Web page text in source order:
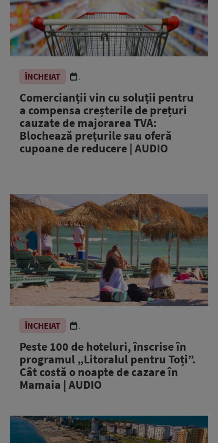
ÎNCHEIAT .
Comercianții vin cu soluții pentru
a compensa creșterile de prețuri
cauzate de majorarea TVA:
Blochează prețurile sau oferă
cupoane de reducere | AUDIO
ÎNCHEIAT .
Peste 100 de hoteluri, înscrise în
programul „Litoralul pentru Toți”.
Cât costă o noapte de cazare în
Mamaia | AUDIO